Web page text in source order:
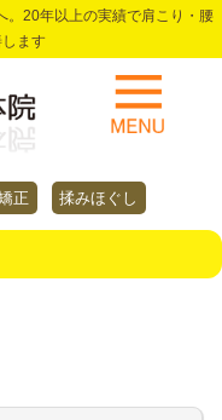
。20年以上の実績で肩こり・腰
ます
正 揉みほぐし